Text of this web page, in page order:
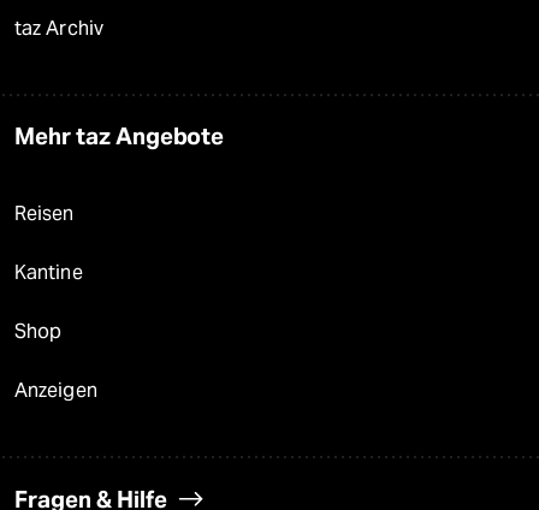
taz Archiv
Mehr taz Angebote
Reisen
Kantine
Shop
Anzeigen
Fragen & Hilfe